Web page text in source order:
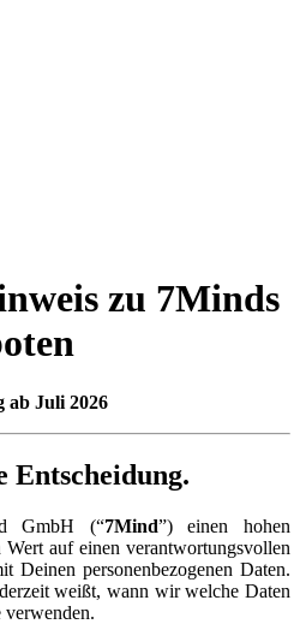
zu 7Minds
ab Juli 2026
Entscheidung.
GmbH (“7Mind”) einen hohen
auf einen verantwortungsvollen
Deinen personenbezogenen Daten.
weißt, wann wir welche Daten